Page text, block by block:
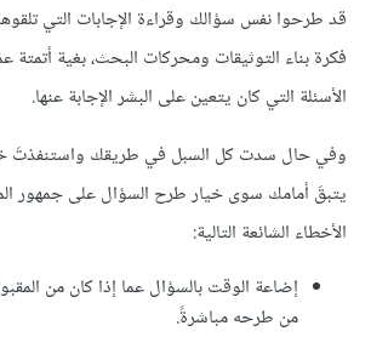
قد طرحوا نفس سؤالك وقراءة الإجابات التي
فكرة بناء التوثيقات ومحركات البحث، بغية أتمتة
الأسئلة التي كان يتعين على البشر الإجابة عنها.
وفي حال سدت كل السبل في طريقك واستنفذتَ
يتبقَ أمامك سوى خيار طرح السؤال على جمهور
الأخطاء الشائعة التالية:
إضاعة الوقت بالسؤال عما إذا كان من
من طرحه مباشرةً.